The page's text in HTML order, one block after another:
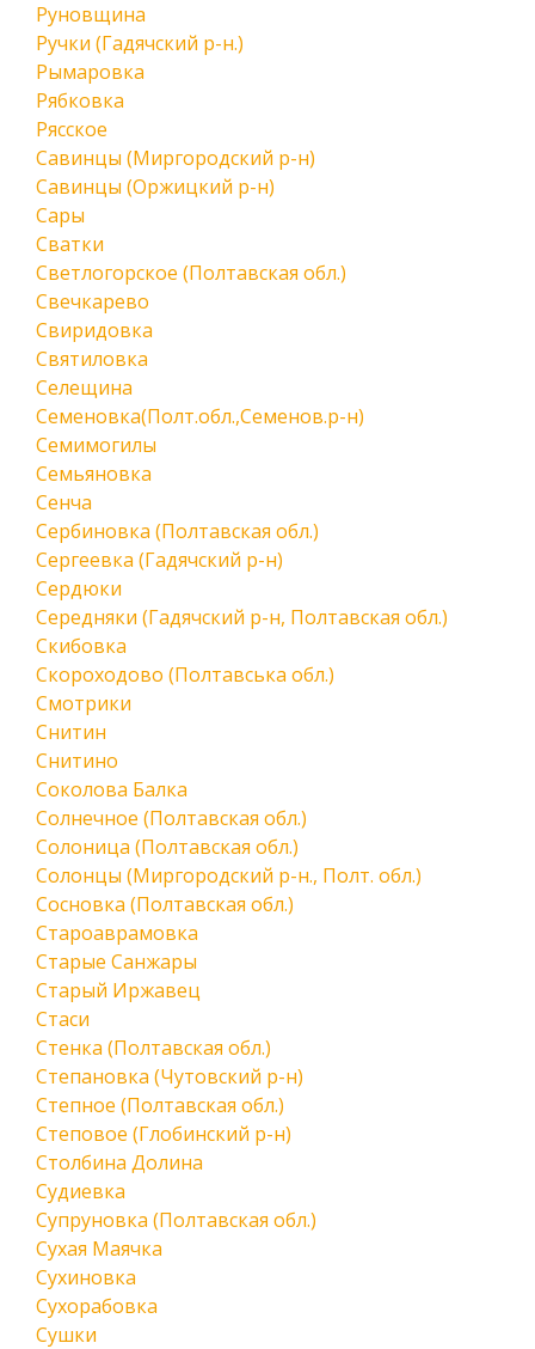
Руновщина
Ручки (Гадячский р-н.)
Рымаровка
Рябковка
Рясское
Савинцы (Миргородский р-н)
Савинцы (Оржицкий р-н)
Сары
Сватки
Светлогорское (Полтавская обл.)
Свечкарево
Свиридовка
Святиловка
Селещина
Семеновка(Полт.обл.,Семенов.р-н)
Семимогилы
Семьяновка
Сенча
Сербиновка (Полтавская обл.)
Сергеевка (Гадячский р-н)
Сердюки
Середняки (Гадячский р-н, Полтавская обл.)
Скибовка
Скороходово (Полтавська обл.)
Смотрики
Снитин
Снитино
Соколова Балка
Солнечное (Полтавская обл.)
Солоница (Полтавская обл.)
Солонцы (Миргородский р-н., Полт. обл.)
Сосновка (Полтавская обл.)
Староаврамовка
Старые Санжары
Старый Иржавец
Стаси
Стенка (Полтавская обл.)
Степановка (Чутовский р-н)
Степное (Полтавская обл.)
Степовое (Глобинский р-н)
Столбина Долина
Судиевка
Супруновка (Полтавская обл.)
Сухая Маячка
Сухиновка
Сухорабовка
Сушки